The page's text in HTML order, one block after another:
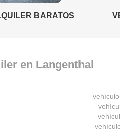
BARATOS
en Langenthal